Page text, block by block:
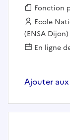
Fonction
Fonction
Ecole
(ENSA Dijon)
En ligne
Ajouter